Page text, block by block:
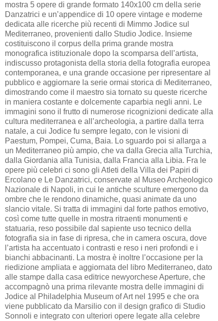
mostra 5 opere di grande formato 140x100 cm della serie
Danzatrici e un’appendice di 10 opere vintage e moderne
dedicata alle ricerche più recenti di Mimmo Jodice sul
Mediterraneo, provenienti dallo Studio Jodice. Insieme
costituiscono il corpus della prima grande mostra
monografica istituzionale dopo la scomparsa dell’artista,
indiscusso protagonista della storia della fotografia europea
contemporanea, e una grande occasione per ripresentare al
pubblico e aggiornare la serie ormai storica di Mediterraneo,
dimostrando come il maestro sia tornato su queste ricerche
in maniera costante e dolcemente caparbia negli anni. Le
immagini sono il frutto di numerose ricognizioni dedicate alla
cultura mediterranea e all’archeologia, a partire dalla terra
natale, a cui Jodice fu sempre legato, con le visioni di
Paestum, Pompei, Cuma, Baia. Lo sguardo poi si allarga a
un Mediterraneo più ampio, che va dalla Grecia alla Turchia,
dalla Giordania alla Tunisia, dalla Francia alla Libia. Fra le
opere più celebri ci sono gli Atleti della Villa dei Papiri di
Ercolano e Le Danzatrici, conservate al Museo Archeologico
Nazionale di Napoli, in cui le antiche sculture emergono da
ombre che le rendono dinamiche, quasi animate da uno
slancio vitale. Si tratta di immagini dal forte pathos emotivo,
così come tutte quelle in mostra ritraenti monumenti e
statuaria, reso possibile dal sapiente uso tecnico della
fotografia sia in fase di ripresa, che in camera oscura, dove
l’artista ha accentuato i contrasti e reso i neri profondi e i
bianchi abbacinanti. La mostra è inoltre l’occasione per la
riedizione ampliata e aggiornata del libro Mediterraneo, dato
alle stampe dalla casa editrice newyorchese Aperture, che
accompagnò una prima rilevante mostra delle immagini di
Jodice al Philadelphia Museum of Art nel 1995 e che ora
viene pubblicato da Marsilio con il design grafico di Studio
Sonnoli e integrato con ulteriori opere legate alla celebre